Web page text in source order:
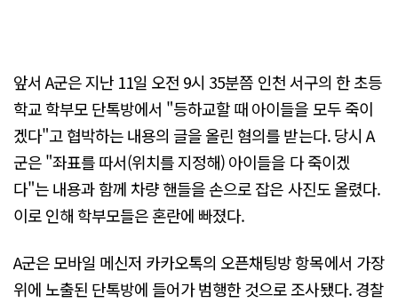
앞서 A군은 지난 11일 오전 9시 35분쯤 인천 서구의 한 초등
학교 학부모 단톡방에서 "등하교할 때 아이들을 모두 죽이
겠다"고 협박하는 내용의 글을 올린 혐의를 받는다. 당시 A
군은 "좌표를 따서(위치를 지정해) 아이들을 다 죽이겠
다"는 내용과 함께 차량 핸들을 손으로 잡은 사진도 올렸다.
이로 인해 학부모들은 혼란에 빠졌다.
A군은 모바일 메신저 카카오톡의 오픈채팅방 항목에서 가장
위에 노출된 단톡방에 들어가 범행한 것으로 조사됐다. 경찰